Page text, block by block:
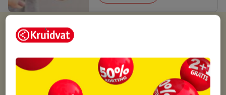
Kruidvat is altijd voordelig
Op werkdagen voor 22:00 uur besteld, volgende dag in huis
Gratis thuisbezorgd vanaf 50.00
Gratis retourneren binnen 30 dagen